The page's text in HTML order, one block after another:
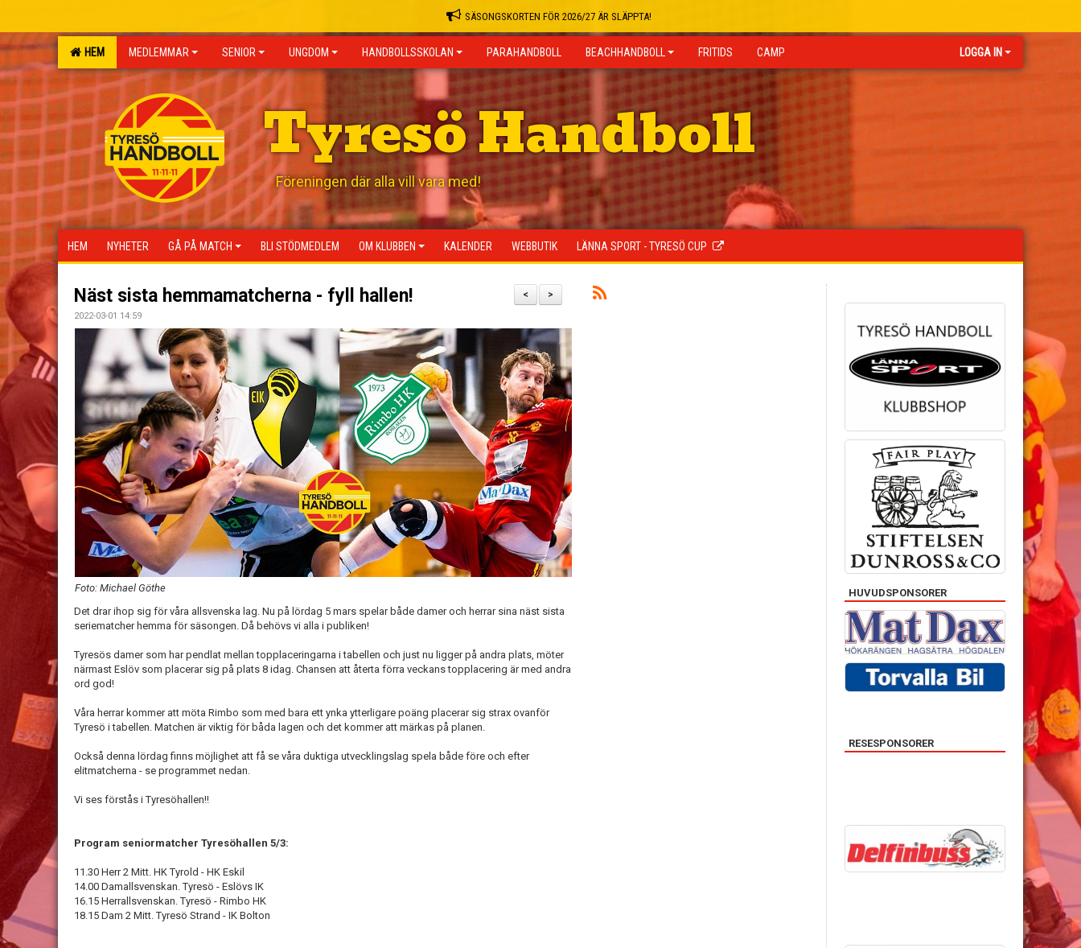
SÄSONGSKORTEN FÖR 2026/27 ÄR SLÄPPTA!
HEM MEDLEMMAR SENIOR UNGDOM HANDBOLLSSKOLAN PARAHANDBOLL BEACHHANDBOLL FRITIDS CAMP LOGGA IN
Tyresö Handboll
Föreningen där alla vill vara med!
HEM NYHETER GÅ PÅ MATCH BLI STÖDMEDLEM OM KLUBBEN KALENDER WEBBUTIK LÄNNA SPORT - TYRESÖ CUP
>
<
Näst sista hemmamatcherna - fyll hallen!
2022-03-01 14:59
Foto: Michael Göthe
Det drar ihop sig för våra allsvenska lag. Nu på lördag 5 mars spelar både damer och herrar sina näst sista
seriematcher hemma för säsongen. Då behövs vi alla i publiken!
Tyresös damer som har pendlat mellan topplaceringarna i tabellen och just nu ligger på andra plats, möter
närmast Eslöv som placerar sig på plats 8 idag. Chansen att återta förra veckans topplacering är med andra
ord god!
Våra herrar kommer att möta Rimbo som med bara ett ynka ytterligare poäng placerar sig strax ovanför
Tyresö i tabellen. Matchen är viktig för båda lagen och det kommer att märkas på planen.
Också denna lördag finns möjlighet att få se våra duktiga utvecklingslag spela både före och efter
elitmatcherna - se programmet nedan.
Vi ses förstås i Tyresöhallen!!
Program seniormatcher Tyresöhallen 5/3:
11.30 Herr 2 Mitt. HK Tyrold - HK Eskil
14.00 Damallsvenskan. Tyresö - Eslövs IK
16.15 Herrallsvenskan. Tyresö - Rimbo HK
18.15 Dam 2 Mitt. Tyresö Strand - IK Bolton
HUVUDSPONSORER
RESESPONSORER